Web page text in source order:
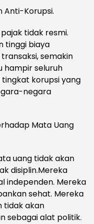
Anti-Korupsi.
tidak resmi.
tinggi biaya
semakin
hampir seluruh
korupsi yang
negara
Mata Uang
uang tidak akan
disiplin.Mereka
independen. Mereka
sehat. Mereka
tidak akan
sebagai alat politik.